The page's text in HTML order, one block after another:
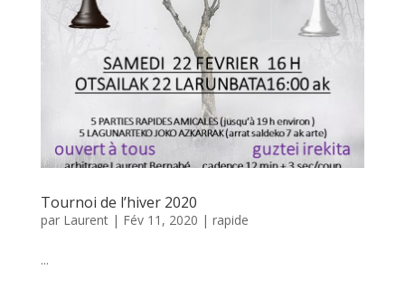
Tournoi de l’hiver 2020
par Laurent| Fév 11, 2020 | rapide
...